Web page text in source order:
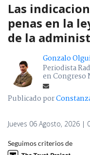
Las
penas en la
de la
Gonzalo
Periodista
en Congreso
Publicado por
Jueves 06 Agosto, 2026 |
Seguimos criterios de